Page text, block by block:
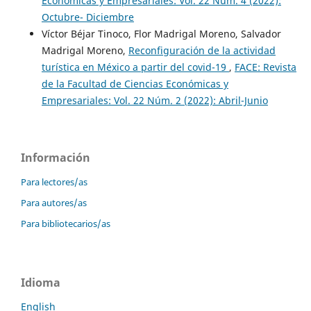
Octubre- Diciembre
Víctor Béjar Tinoco, Flor Madrigal Moreno, Salvador
Madrigal Moreno, Reconfiguración de la actividad
turística en México a partir del covid-19 , FACE: Revista
de la Facultad de Ciencias Económicas y
Empresariales: Vol. 22 Núm. 2 (2022): Abril-Junio
Información
Para lectores/as
Para autores/as
Para bibliotecarios/as
Idioma
English